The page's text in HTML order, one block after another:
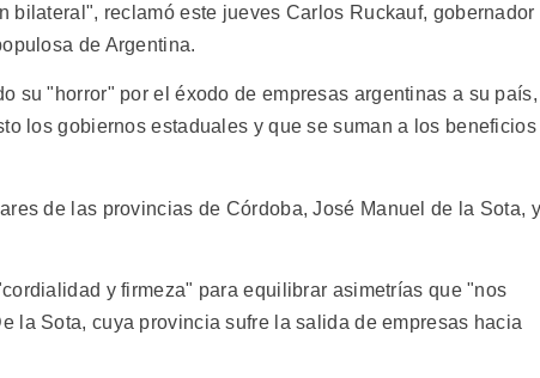
bilateral", reclamó este jueves Carlos Ruckauf, gobernador
de Argentina.
su "horror" por el éxodo de empresas argentinas a su país,
los gobiernos estaduales y que se suman a los beneficios
de las provincias de Córdoba, José Manuel de la Sota, y
y firmeza" para equilibrar asimetrías que "nos
la Sota, cuya provincia sufre la salida de empresas hacia